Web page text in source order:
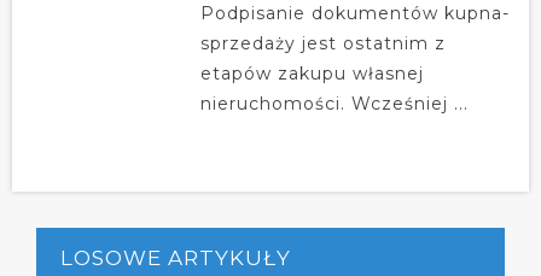
Podpisanie dokumentów kupna-
sprzedaży jest ostatnim z
etapów zakupu własnej
nieruchomości. Wcześniej ...
LOSOWE ARTYKUŁY